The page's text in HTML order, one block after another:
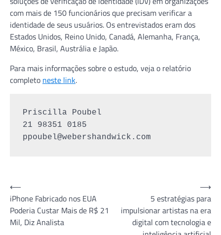
com mais de 150 funcionários que precisam verificar a
identidade de seus usuários. Os entrevistados eram dos
Estados Unidos, Reino Unido, Canadá, Alemanha, França,
México, Brasil, Austrália e Japão.
Para mais informações sobre o estudo, veja o relatório
completo neste link.
Priscilla Poubel
ppoubel@webershandwick.com
Navegação
de
Post
⟵
iPhone Fabricado nos EUA
Poderia Custar Mais de R$ 21
Mil, Diz Analista
5 estratégias para
impulsionar artistas na era
digital com tecnologia e
⟶